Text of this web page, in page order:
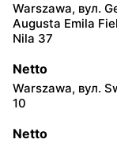
Warszawa, вул.
Augusta Emila
Nila 37
Netto
Warszawa, вул.
10
Netto